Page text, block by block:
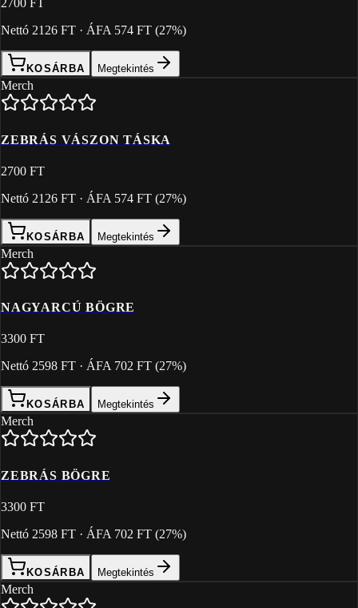
2700 FT
Nettó 2126 FT · ÁFA 574 FT (27%)
KOSÁRBA Megtekintés
Merch
ZEBRÁS VÁSZON TÁSKA
2700 FT
Nettó 2126 FT · ÁFA 574 FT (27%)
KOSÁRBA Megtekintés
Merch
NAGYARCÚ BÖGRE
3300 FT
Nettó 2598 FT · ÁFA 702 FT (27%)
KOSÁRBA Megtekintés
Merch
ZEBRÁS BÖGRE
3300 FT
Nettó 2598 FT · ÁFA 702 FT (27%)
KOSÁRBA Megtekintés
Merch